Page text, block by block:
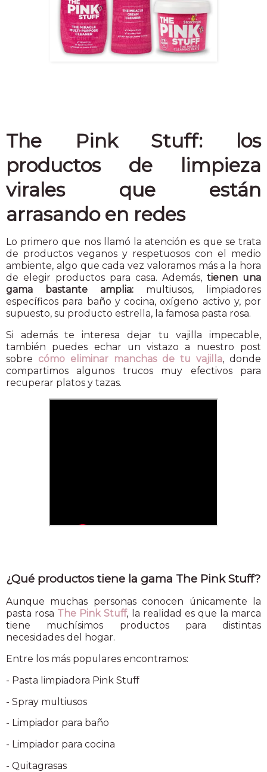
The Pink Stuff: los
productos de limpieza
virales que están
arrasando en redes
Lo primero que nos llamó la atención es que se trata
de productos veganos y respetuosos con el medio
ambiente, algo que cada vez valoramos más a la hora
de elegir productos para casa. Además, tienen una
gama bastante amplia: multiusos, limpiadores
específicos para baño y cocina, oxígeno activo y, por
supuesto, su producto estrella, la famosa pasta rosa.
Si además te interesa dejar tu vajilla impecable,
también puedes echar un vistazo a nuestro post
sobre cómo eliminar manchas de tu vajilla, donde
compartimos algunos trucos muy efectivos para
recuperar platos y tazas.
¿Qué productos tiene la gama The Pink Stuff?
Aunque muchas personas conocen únicamente la
pasta rosa The Pink Stuff, la realidad es que la marca
tiene muchísimos productos para distintas
necesidades del hogar.
Entre los más populares encontramos:
- Pasta limpiadora Pink Stuff
- Spray multiusos
- Limpiador para baño
- Limpiador para cocina
- Quitagrasas